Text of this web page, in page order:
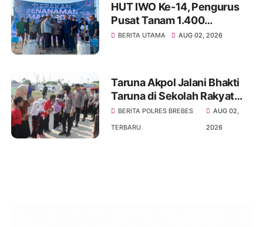
HUT IWO Ke-14, Pengurus
Pusat Tanam 1.400
Mangrove di Tanjung Pasir,
BERITA UTAMA AUG 02, 2026
Taruna Akpol Jalani Bhakti
Taruna di Sekolah Rakyat
Terintegrasi Brebes, Perkuat
Karakter dan Jiwa
BERITA POLRES BREBES
TERBARU
AUG 02,
2026